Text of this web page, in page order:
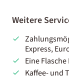
Weitere
Express,
Eine
Kaffee- und